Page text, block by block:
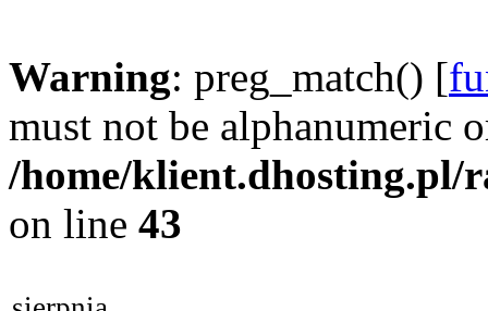
Warning: preg_match() [
must not be alphanumeric
/home/klient.dhosting.pl/
on line 43